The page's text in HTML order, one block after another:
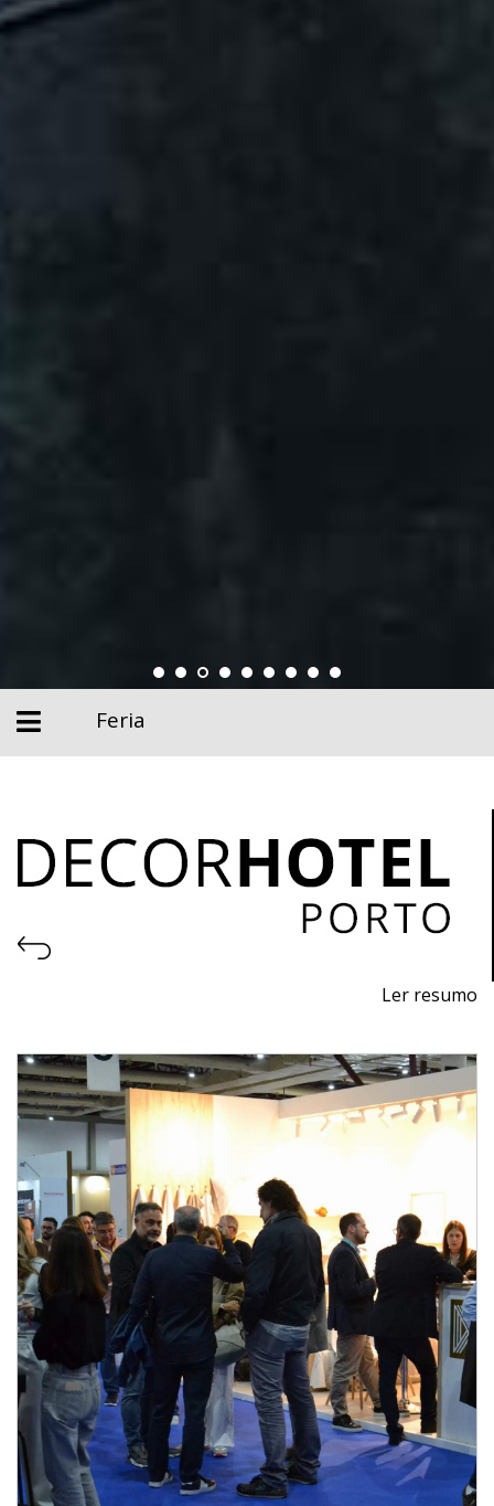
Feria
Ler resumo
Decoración, Equipamiento, Productos y Servicios
Hoteleros
Del 24 al 26 de octubre de 2024 - EXPONOR,
Matosinhos, Porto
De jueves a sábado, de 10h a 19h